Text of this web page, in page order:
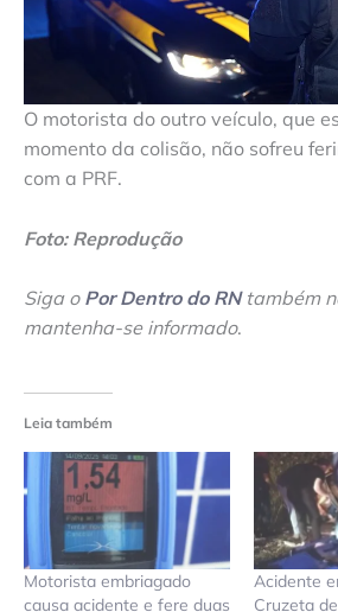
O motorista do outro veículo, que
momento da colisão, não sofreu
com a PRF.
Foto: Reprodução
Siga o Por Dentro do RNtambém
mantenha-se informado.
Leia também
Motorista embriagado
causa acidente e fere duas
Acidente
Cruzeta